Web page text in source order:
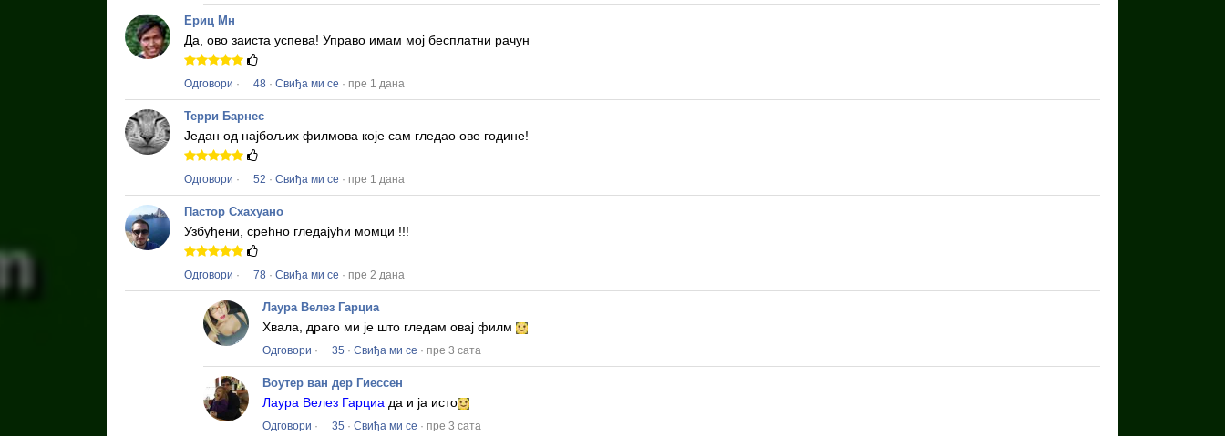
Ериц Мн
Да, ово заиста успева! Управо имам мој бесплатни рачун
Одговори · 48 · Свиђа ми се · пре 1 дана
Терри Барнес
Један од најбољих филмова које сам гледао ове године!
Одговори · 52 · Свиђа ми се · пре 1 дана
Пастор Схахуано
Узбуђени, срећно гледајући момци !!!
Одговори · 78 · Свиђа ми се · пре 2 дана
Лаура Велез Гарциа
Хвала, драго ми је што гледам овај филм
Одговори · 35 · Свиђа ми се · пре 3 сата
Воутер ван дер Гиессен
Лаура Велез Гарциа да и ја исто
Одговори · 35 · Свиђа ми се · пре 3 сата